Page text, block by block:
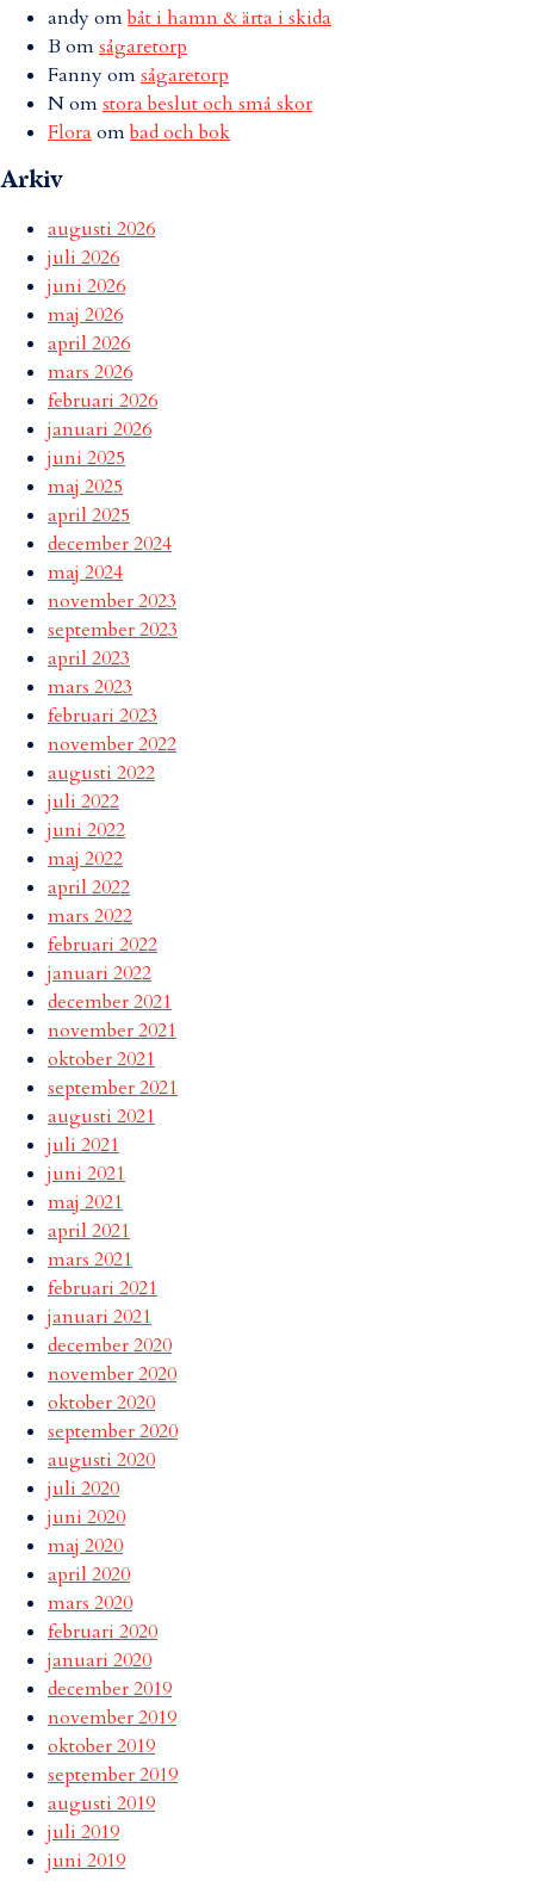
andyombåt i hamn & ärta i skida
B omsågaretorp
Fannyomsågaretorp
Nomstora beslut och små skor
Flora ombad och bok
Arkiv
augusti 2026
juli 2026
juni 2026
maj 2026
april 2026
mars 2026
februari 2026
januari 2026
juni 2025
maj 2025
april 2025
december 2024
maj 2024
november 2023
september 2023
april 2023
mars 2023
februari 2023
november 2022
augusti 2022
juli 2022
juni 2022
maj 2022
april 2022
mars 2022
februari 2022
januari 2022
december 2021
november 2021
oktober 2021
september 2021
augusti 2021
juli 2021
juni 2021
maj 2021
april 2021
mars 2021
februari 2021
januari 2021
december 2020
november 2020
oktober 2020
september 2020
augusti 2020
juli 2020
juni 2020
maj 2020
april 2020
mars 2020
februari 2020
januari 2020
december 2019
november 2019
oktober 2019
september 2019
augusti 2019
juli 2019
juni 2019